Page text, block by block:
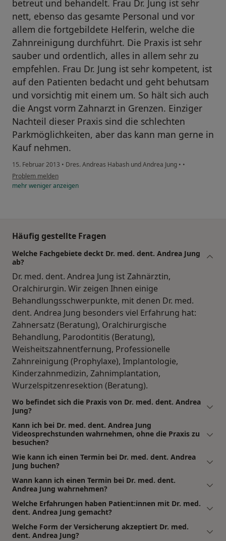
betreut und behandelt. Frau Dr. Jung ist sehr
nett, ebenso das gesamte Personal und vor
allem die fortgebildete Helferin, welche die
Zahnreinigung durchführt. Die Praxis ist sehr
sauber und ordentlich, alles in allem sehr zu
empfehlen. Frau Dr. Jung ist sehr kompetent, ist
auf den Patienten bedacht und geht behutsam
und vorsichtig mit einem um. So hält sich auch
die Angst vorm Zahnarzt in Grenzen. Einziger
Nachteil dieser Praxis sind die schlechten
Parkmöglichkeiten, aber das kann man gerne in
Kauf nehmen.
15. Februar 2013 • Dres. Andreas Habash und Andrea Jung • •
Problem melden
mehrwenigeranzeigen
Häufig gestellte Fragen
Welche Fachgebiete deckt Dr. med. dent. Andrea Jung
ab?
Dr. med. dent. Andrea Jung ist Zahnärztin,
Oralchirurgin. Wir zeigen Ihnen einige
Behandlungsschwerpunkte, mit denen Dr. med.
dent. Andrea Jung besonders viel Erfahrung hat:
Zahnersatz (Beratung), Oralchirurgische
Behandlung, Parodontitis (Beratung),
Weisheitszahnentfernung, Professionelle
Zahnreinigung (Prophylaxe), Implantologie,
Kinderzahnmedizin, Zahnimplantation,
Wurzelspitzenresektion (Beratung).
Wo befindet sich die Praxis von Dr. med. dent. Andrea
Jung?
Kann ich bei Dr. med. dent. Andrea Jung
Videosprechstunden wahrnehmen, ohne die Praxis zu
besuchen?
Wie kann ich einen Termin bei Dr. med. dent. Andrea
Jung buchen?
Wann kann ich einen Termin bei Dr. med. dent.
Andrea Jung wahrnehmen?
Welche Erfahrungen haben Patient:innen mit Dr. med.
dent. Andrea Jung gemacht?
Welche Form der Versicherung akzeptiert Dr. med.
dent. Andrea Jung?